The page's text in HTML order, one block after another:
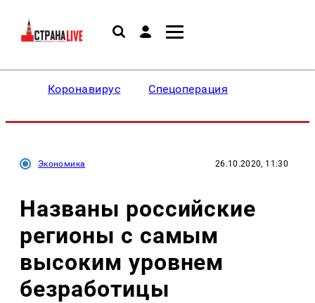
Коронавирус Спецоперация
Экономика 26.10.2020, 11:30
Названы российские
регионы с самым
высоким уровнем
безработицы